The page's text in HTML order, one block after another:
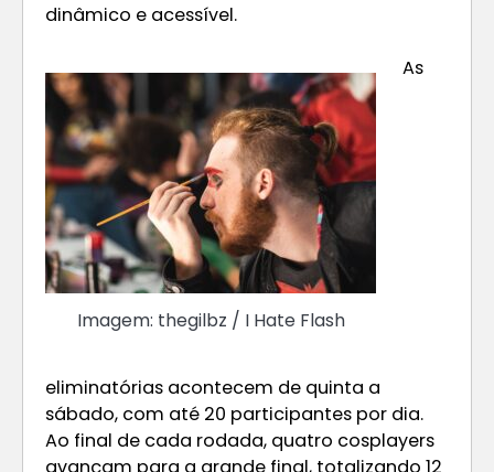
dinâmico e acessível.
Imagem: thegilbz / I Hate Flash
As
eliminatórias acontecem de quinta a
sábado, com até 20 participantes por dia.
Ao final de cada rodada, quatro cosplayers
avançam para a grande final, totalizando 12